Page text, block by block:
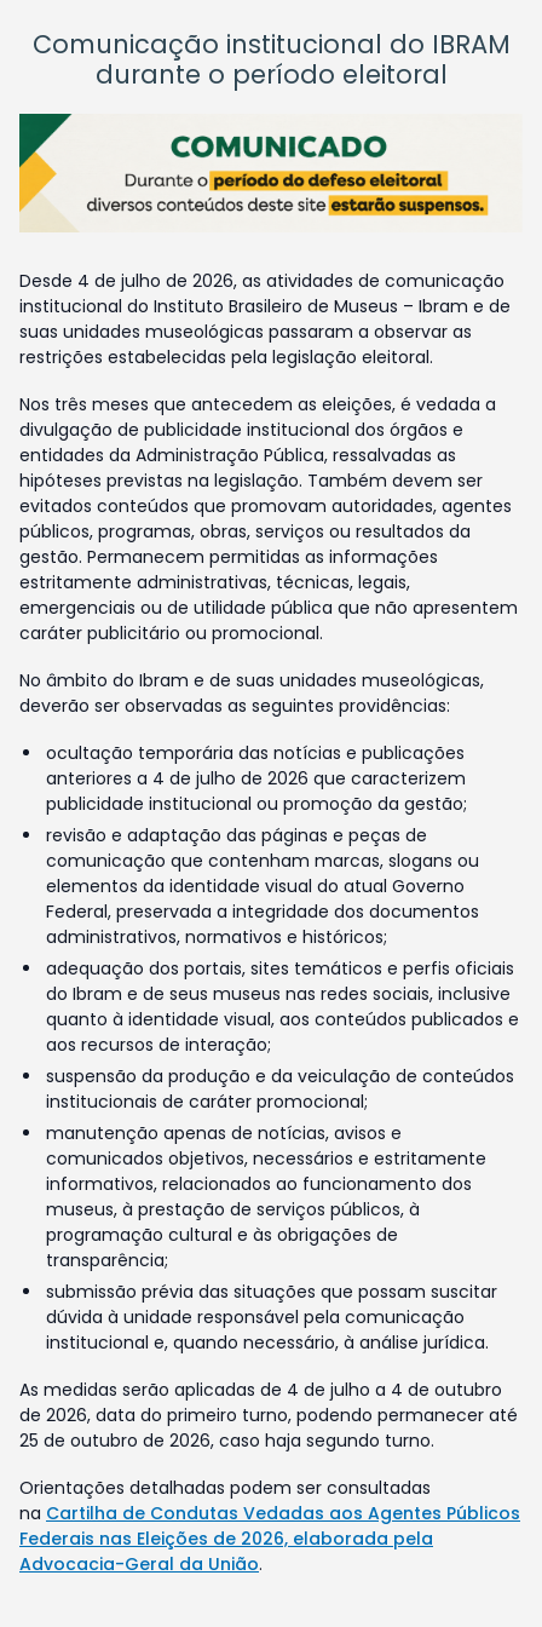
Comunicação institucional do IBRAM
durante o período eleitoral
Desde 4 de julho de 2026, as atividades de comunicação
institucional do Instituto Brasileiro de Museus – Ibram e de
suas unidades museológicas passaram a observar as
restrições estabelecidas pela legislação eleitoral.
Nos três meses que antecedem as eleições, é vedada a
divulgação de publicidade institucional dos órgãos e
entidades da Administração Pública, ressalvadas as
hipóteses previstas na legislação. Também devem ser
evitados conteúdos que promovam autoridades, agentes
públicos, programas, obras, serviços ou resultados da
gestão. Permanecem permitidas as informações
estritamente administrativas, técnicas, legais,
emergenciais ou de utilidade pública que não apresentem
caráter publicitário ou promocional.
No âmbito do Ibram e de suas unidades museológicas,
deverão ser observadas as seguintes providências:
ocultação temporária das notícias e publicações
anteriores a 4 de julho de 2026 que caracterizem
publicidade institucional ou promoção da gestão;
revisão e adaptação das páginas e peças de
comunicação que contenham marcas, slogans ou
elementos da identidade visual do atual Governo
Federal, preservada a integridade dos documentos
administrativos, normativos e históricos;
adequação dos portais, sites temáticos e perfis oficiais
do Ibram e de seus museus nas redes sociais, inclusive
quanto à identidade visual, aos conteúdos publicados e
aos recursos de interação;
suspensão da produção e da veiculação de conteúdos
institucionais de caráter promocional;
manutenção apenas de notícias, avisos e
comunicados objetivos, necessários e estritamente
informativos, relacionados ao funcionamento dos
museus, à prestação de serviços públicos, à
programação cultural e às obrigações de
transparência;
submissão prévia das situações que possam suscitar
dúvida à unidade responsável pela comunicação
institucional e, quando necessário, à análise jurídica.
As medidas serão aplicadas de 4 de julho a 4 de outubro
de 2026, data do primeiro turno, podendo permanecer até
25 de outubro de 2026, caso haja segundo turno.
Orientações detalhadas podem ser consultadas
na Cartilha de Condutas Vedadas aos Agentes Públicos
Federais nas Eleições de 2026, elaborada pela
Advocacia-Geral da União.